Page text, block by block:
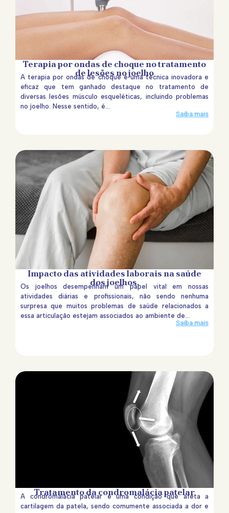
Terapia por ondas de choque no tratamento
de lesões no joelho
A terapia por ondas de choque é uma técnica inovadora e
eficaz que tem ganhado destaque no tratamento de
diversas lesões músculo esqueléticas, incluindo problemas
no joelho. Nesse sentido, é...
Saiba mais
Impacto das atividades laborais na saúde
dos joelhos.
Os joelhos desempenham um papel vital em nossas
atividades diárias e profissionais, não sendo nenhuma
surpresa que muitos problemas de saúde relacionados a
essa articulação estejam associados ao ambiente de...
Saiba mais
Tratamento da condromalácia patelar
A condromalácia patelar é uma condição que afeta a
cartilagem da patela, sendo comumente associada a dor e